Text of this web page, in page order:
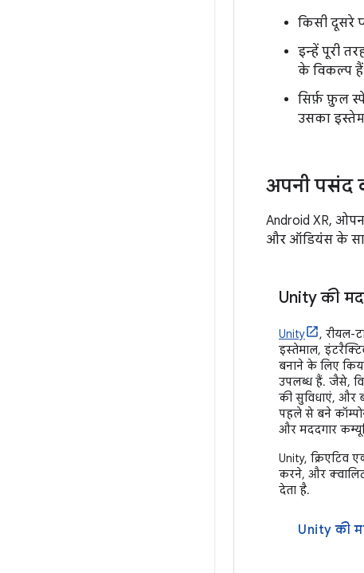
किसी दूसरे
इन्हें पूरी
के विकल्प हैं
सिर्फ़ फ़ुल
उसका
अपनी पसंद
Android XR,
और ऑडियंस के
Unity की
Unity
, रीयल-
इस्तेमाल,
बनाने के लिए
उपलब्ध हैं. जैसे,
की सुविधाएं, और
पहले से बने
और मददगार
Unity, क्रिएटिव
करने, और
देता है.
Unity की